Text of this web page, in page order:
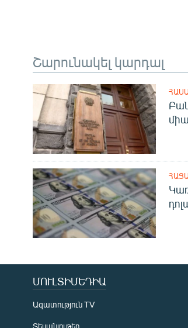
Շարունակել կարդալ
ՄՈՒԼՏԻՄԵԴԻԱ
Ազատություն TV
Տեսանյութեր